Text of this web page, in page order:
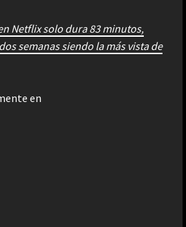
Netflix solo dura 83 minutos,
semanas siendo la más vista de
en